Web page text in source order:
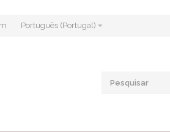
Português (Portugal)